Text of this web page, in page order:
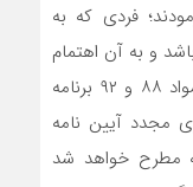
فردی که به
و به آن اهتمام
دارد؛ انتظار داریم با بررسی کارشناسانه مواد ۸۸ و ۹۲ برنامه
مجدد آیین نامه
مطرح خواهد شد